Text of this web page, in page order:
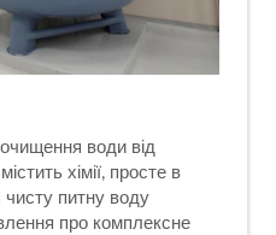
води від
хімії, просте в
чисту питну воду
про комплексне